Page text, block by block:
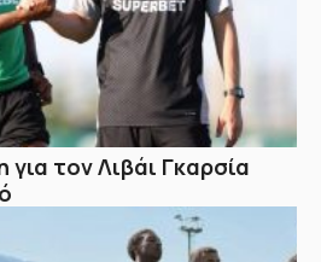
τον Λιβάι Γκαρσία